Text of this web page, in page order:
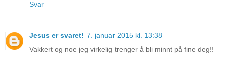
Svar
Jesus er svaret! 7. januar 2015 kl. 13:38
Vakkert og noe jeg virkelig trenger å bli minnt på fine deg!!